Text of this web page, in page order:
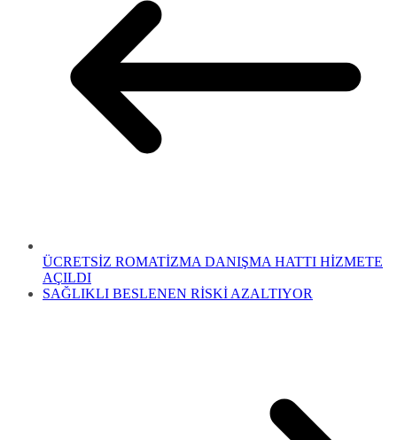
ÜCRETSİZ ROMATİZMA DANIŞMA HATTI HİZMETE
AÇILDI
SAĞLIKLI BESLENEN RİSKİ AZALTIYOR